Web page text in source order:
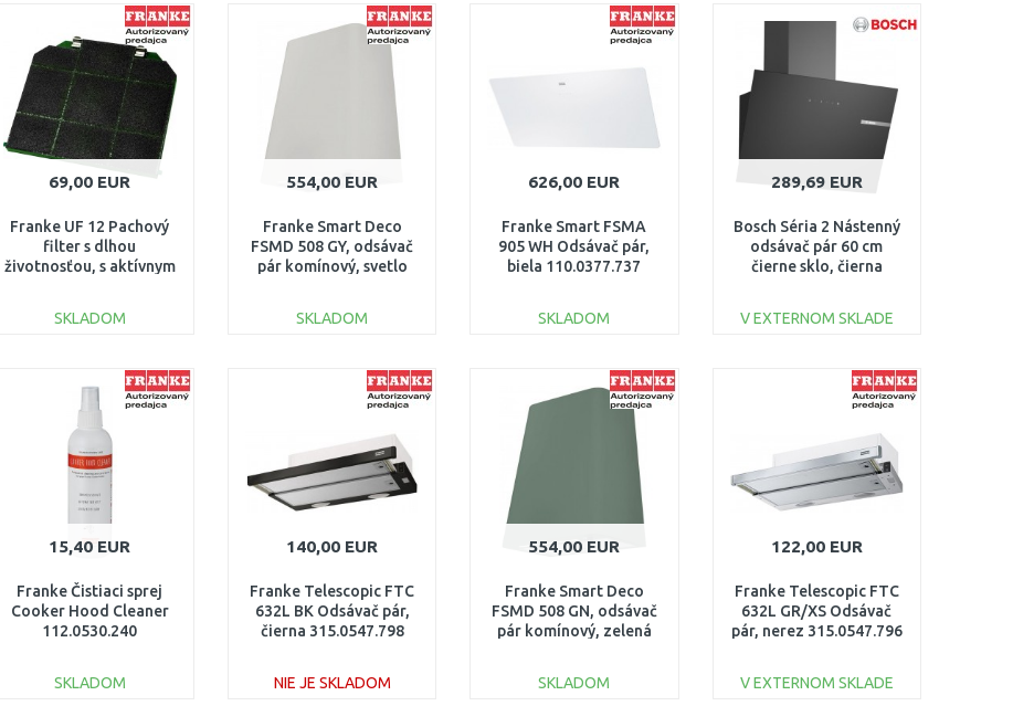
Porovnať Porovnať Porovnať
69,00 EUR
Franke UF 12 Pachový
filter s dlhou
životnosťou, s aktívnym
SKLADOM
Porovnať
554,00 EUR
Franke Smart Deco
FSMD 508 GY, odsávač
pár komínový, svetlo
SKLADOM
Porovnať
626,00 EUR
Franke Smart FSMA
905 WH Odsávač pár,
biela 110.0377.737
SKLADOM
Porovnať
289,69 EUR
Bosch Séria 2 Nástenný
odsávač pár 60 cm
čierne sklo, čierna
V EXTERNOM SKLADE
Porovnať
15,40 EUR
Franke Čistiaci sprej
Cooker Hood Cleaner
112.0530.240
SKLADOM
140,00 EUR
Franke Telescopic FTC
632L BK Odsávač pár,
čierna 315.0547.798
NIE JE SKLADOM
554,00 EUR
Franke Smart Deco
FSMD 508 GN, odsávač
pár komínový, zelená
SKLADOM
122,00 EUR
Franke Telescopic FTC
632L GR/XS Odsávač
pár, nerez 315.0547.796
V EXTERNOM SKLADE